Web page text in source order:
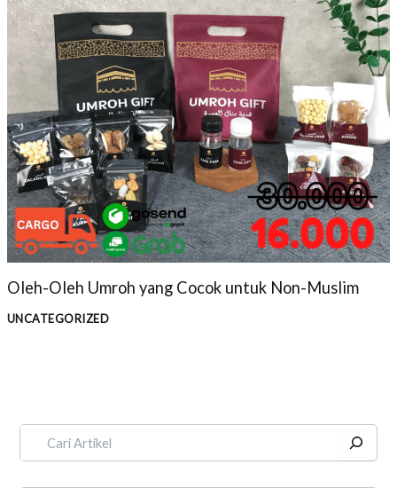
Oleh-Oleh Umroh yang Cocok untuk Non-Muslim
UNCATEGORIZED